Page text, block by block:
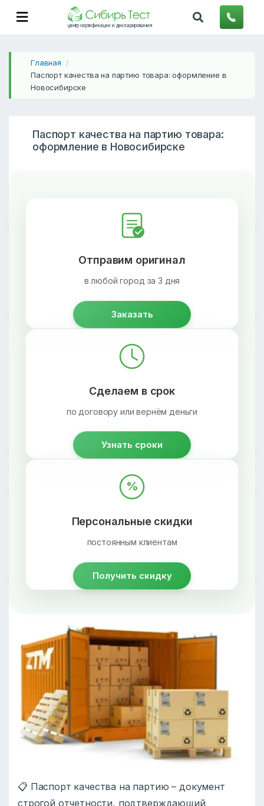
центр сертификации и декларирования
Главная /
Паспорт качества на партию товара: оформление в
Новосибирске
Паспорт качества на партию товара:
оформление в Новосибирске
Отправим оригинал
в любой город за 3 дня
Заказать
Сделаем в срок
по договору или вернём деньги
Узнать сроки
%
Персональные скидки
постоянным клиентам
Получить скидку
📋 Паспорт качества на партию – документ
строгой отчетности, подтверждающий